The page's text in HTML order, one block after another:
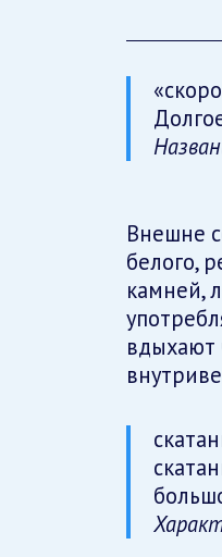
Внешне
белого,
камней,
вдыхают